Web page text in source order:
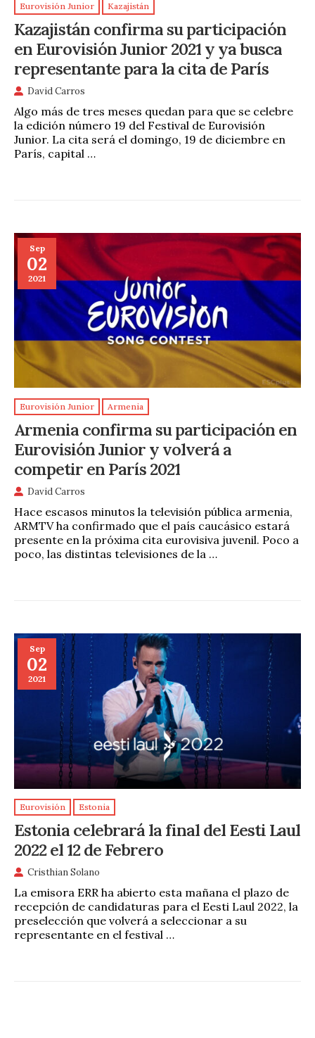
Eurovisión Junior Kazajistán
Kazajistán confirma su participación
en Eurovisión Junior 2021 y ya busca
representante para la cita de París
David Carros
Algo más de tres meses quedan para que se celebre
la edición número 19 del Festival de Eurovisión
Junior. La cita será el domingo, 19 de diciembre en
París, capital …
Sep
02
2021
Eurovisión Junior Armenia
Armenia confirma su participación en
Eurovisión Junior y volverá a
competir en París 2021
David Carros
Hace escasos minutos la televisión pública armenia,
ARMTV ha confirmado que el país caucásico estará
presente en la próxima cita eurovisiva juvenil. Poco a
poco, las distintas televisiones de la …
Sep
02
2021
Eurovisión Estonia
Estonia celebrará la final del Eesti Laul
2022 el 12 de Febrero
Cristhian Solano
La emisora ERR ha abierto esta mañana el plazo de
recepción de candidaturas para el Eesti Laul 2022, la
preselección que volverá a seleccionar a su
representante en el festival …